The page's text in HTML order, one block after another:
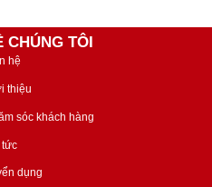
CHÚNG TÔI
hệ
thiệu
sóc khách hàng
tức
dụng